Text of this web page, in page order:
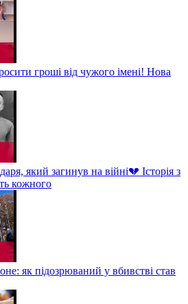
гроші від чужого імені! Нова
який загинув на війні💔 Історія з
кожного
як підозрюваний у вбивстві став